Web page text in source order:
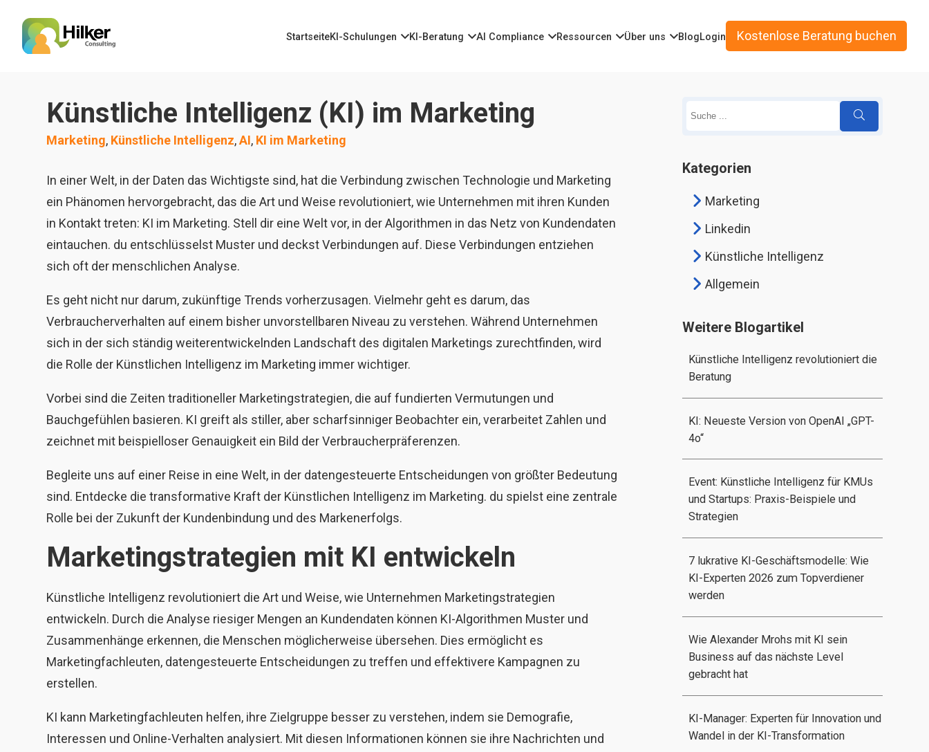
StartseiteKI-Schulungen KI-Beratung AI Compliance Ressourcen Über uns BlogLogin Kostenlose Beratung buchen
Künstliche Intelligenz (KI) im Marketing
Marketing, Künstliche Intelligenz,AI, KI im Marketing
In einer Welt, in der Daten das Wichtigste sind, hat die Verbindung zwischen Technologie und Marketing
ein Phänomen hervorgebracht, das die Art und Weise revolutioniert, wie Unternehmen mit ihren Kunden
in Kontakt treten: KI im Marketing. Stell dir eine Welt vor, in der Algorithmen in das Netz von Kundendaten
eintauchen. du entschlüsselst Muster und deckst Verbindungen auf. Diese Verbindungen entziehen
sich oft der menschlichen Analyse.
Es geht nicht nur darum, zukünftige Trends vorherzusagen. Vielmehr geht es darum, das
Verbraucherverhalten auf einem bisher unvorstellbaren Niveau zu verstehen. Während Unternehmen
sich in der sich ständig weiterentwickelnden Landschaft des digitalen Marketings zurechtfinden, wird
die Rolle der Künstlichen Intelligenz im Marketing immer wichtiger.
Vorbei sind die Zeiten traditioneller Marketingstrategien, die auf fundierten Vermutungen und
Bauchgefühlen basieren. KI greift als stiller, aber scharfsinniger Beobachter ein, verarbeitet Zahlen und
zeichnet mit beispielloser Genauigkeit ein Bild der Verbraucherpräferenzen.
Begleite uns auf einer Reise in eine Welt, in der datengesteuerte Entscheidungen von größter Bedeutung
sind. Entdecke die transformative Kraft der Künstlichen Intelligenz im Marketing. du spielst eine zentrale
Rolle bei der Zukunft der Kundenbindung und des Markenerfolgs.
Marketingstrategien mit KI entwickeln
Künstliche Intelligenz revolutioniert die Art und Weise, wie Unternehmen Marketingstrategien
entwickeln. Durch die Analyse riesiger Mengen an Kundendaten können KI-Algorithmen Muster und
Zusammenhänge erkennen, die Menschen möglicherweise übersehen. Dies ermöglicht es
Marketingfachleuten, datengesteuerte Entscheidungen zu treffen und effektivere Kampagnen zu
erstellen.
KI kann Marketingfachleuten helfen, ihre Zielgruppe besser zu verstehen, indem sie Demografie,
Interessen und Online-Verhalten analysiert. Mit diesen Informationen können sie ihre Nachrichten und
Kategorien
Marketing
Linkedin
Künstliche Intelligenz
Allgemein
Weitere Blogartikel
Künstliche Intelligenz revolutioniert die
Beratung
KI: Neueste Version von OpenAI „GPT-
4o“
Event: Künstliche Intelligenz für KMUs
und Startups: Praxis-Beispiele und
Strategien
7 lukrative KI-Geschäftsmodelle: Wie
KI-Experten 2026 zum Topverdiener
werden
Wie Alexander Mrohs mit KI sein
Business auf das nächste Level
gebracht hat
KI-Manager: Experten für Innovation und
Wandel in der KI-Transformation